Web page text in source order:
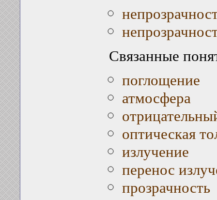
Связанные
поглощение
атмосфера
оптическая
излучение
перенос
прозрачность